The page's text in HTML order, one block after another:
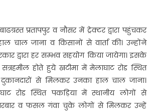
प्रतापपुर व नौसर में ट्रेक्टर द्वारा पहुंचकर
चाल जाना व किसानों से वार्ता की। उन्होंने
द्वारा हर सम्भव सहयोग किया जायेगा। इसके
सत्रहमील होते हुये खटीमा में मेलाघाट रोड स्थित
से मिलकर उनका हाल चाल जाना।
रोड स्थित पकड़िया में स्थानीय लोगों से
व फसल गंवा चुके लोगों से मिलकर उन्हें